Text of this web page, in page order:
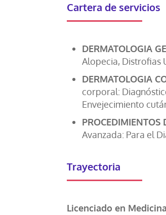
Cartera de servicios
DERMATOLOGIA
Alopecia, Distrofias
DERMATOLOGIA
corporal:
Envejecimiento
PROCEDIMIENTOS
Avanzada: Para el
Trayectoria
Licenciado en